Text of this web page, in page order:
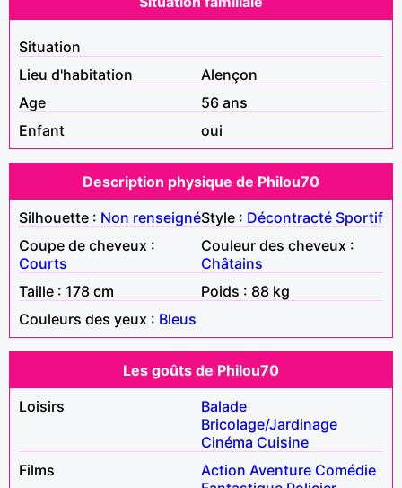
Situation
Lieu d'habitation
Alençon
Age
56 ans
Enfant
oui
Description physique de Philou70
Silhouette : Non renseignéStyle : Décontracté Sportif
Coupe de cheveux :
Courts
Couleur des cheveux :
Châtains
Taille : 178 cm
Poids : 88 kg
Couleurs des yeux : Bleus
Les goûts de Philou70
Loisirs
Balade
Bricolage/Jardinage
Cinéma Cuisine
Films
Action Aventure Comédie